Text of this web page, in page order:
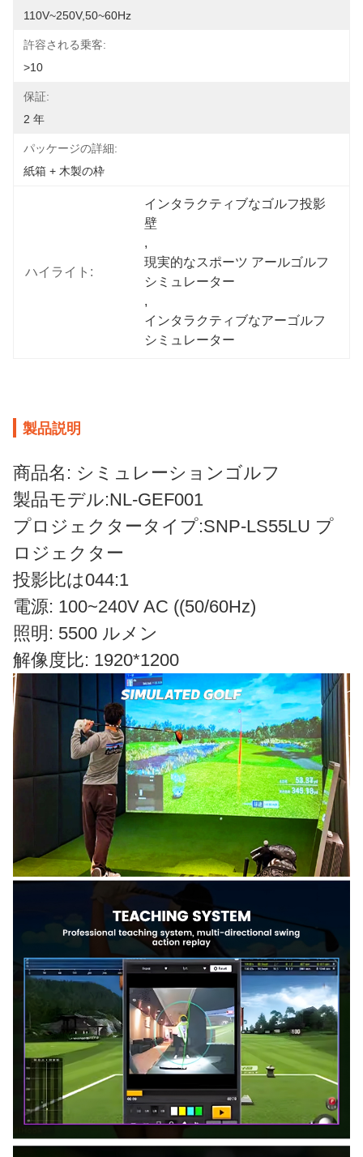
110V~250V,50~60Hz
許容される乗客:
>10
保証:
2 年
パッケージの詳細:
紙箱 + 木製の枠
ハイライト:
インタラクティブなゴルフ投影
壁
,
現実的なスポーツ アールゴルフ
シミュレーター
,
インタラクティブなアーゴルフ
シミュレーター
製品説明
商品名: シミュレーションゴルフ
製品モデル:NL-GEF001
プロジェクタータイプ:SNP-LS55LU プ
ロジェクター
投影比は044:1
電源: 100~240V AC ((50/60Hz)
照明: 5500 ルメン
解像度比: 1920*1200